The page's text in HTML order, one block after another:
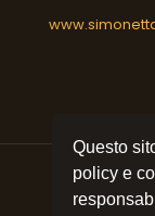
Questo
policy e